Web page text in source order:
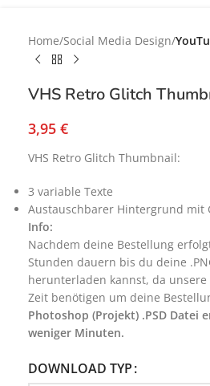
Home Social Media Design
VHS Retro Glitch
3,95 €
VHS Retro Glitch Thumbnail:
3 variable Texte
Austauschbarer Hintergrund mit
Info:
Nachdem deine Bestellung
Stunden dauern bis du deine
herunterladen kannst, da unsere
Zeit benötigen um deine
Photoshop (Projekt) .PSD Datei
weniger Minuten.
DOWNLOAD TYP